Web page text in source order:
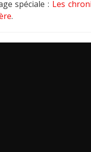
spéciale : Les
.